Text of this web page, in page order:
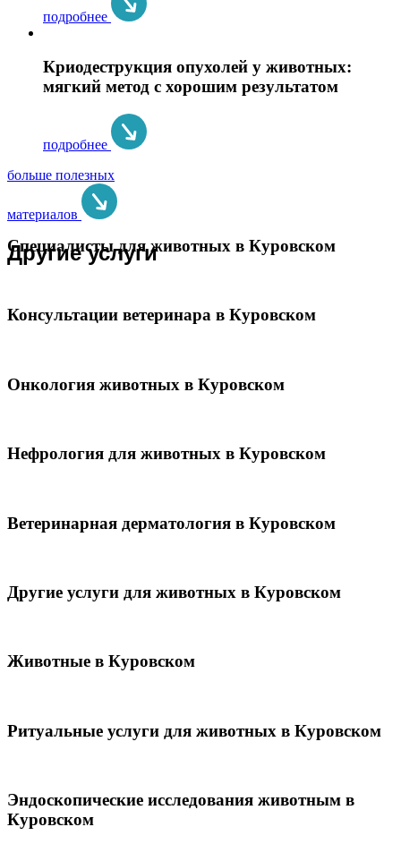
подробнее
Криодеструкция опухолей у животных:
мягкий метод с хорошим результатом
подробнее
больше полезных
материалов
Другие услуги
Специалисты для животных в Куровском
Консультации ветеринара в Куровском
Онкология животных в Куровском
Нефрология для животных в Куровском
Ветеринарная дерматология в Куровском
Другие услуги для животных в Куровском
Животные в Куровском
Ритуальные услуги для животных в Куровском
Эндоскопические исследования животным в
Куровском